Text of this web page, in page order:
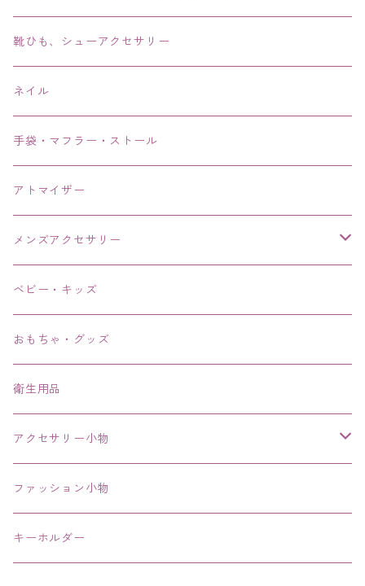
アンクレット
靴ひも、シューアクセサリー
ネイル
手袋・マフラー・ストール
アトマイザー
メンズアクセサリー
リング、指輪
ブレスレット、バングル、ブレス、腕輪
ネックレス、チョーカー
その他
ベビー・キッズ
おもちゃ・グッズ
衛生用品
アクセサリー小物
エコバッグ コンビニ
ファッション小物
キーホルダー